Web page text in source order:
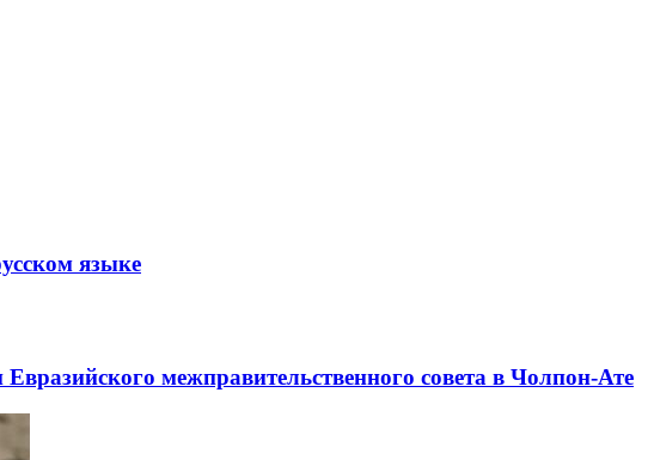
языке
межправительственного совета в Чолпон-Ате